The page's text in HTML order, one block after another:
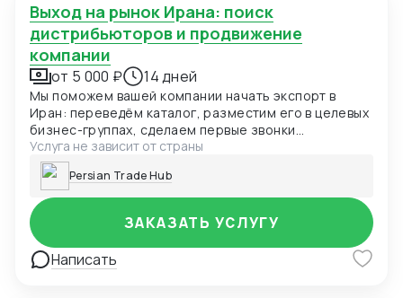
Выход на рынок Ирана: поиск
дистрибьюторов и продвижение
компании
от 5 000 ₽ 14 дней
Мы поможем вашей компании начать экспорт в
Иран: переведём каталог, разместим его в целевых
бизнес-группах, сделаем первые звонки
дистрибьюторам и передадим заинтересованные
контакты. Поддержка длится 2 недели.
Услуга не зависит от страны
Persian Trade Hub
Написать
ЗАКАЗАТЬ УСЛУГУ